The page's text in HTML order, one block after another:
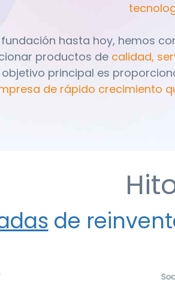
hasta hoy, hemos
productos de calidad,
objetivo principal es
de rápido crecimiento
de